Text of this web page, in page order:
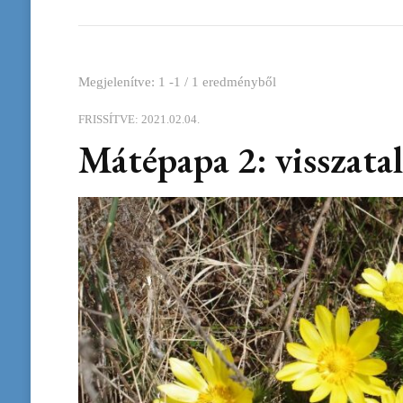
Megjelenítve: 1 -1 / 1 eredményből
FRISSÍTVE:2021.02.04.
Mátépapa 2: